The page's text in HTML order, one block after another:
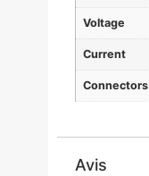
Voltage
Current
Connectors
Avis